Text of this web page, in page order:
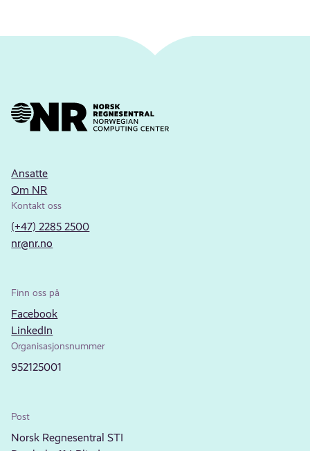
Ansatte
Om NR
Kontakt oss
(+47) 2285 2500
nr@nr.no
Finn oss på
Facebook
LinkedIn
Organisasjonsnummer
952125001
Post
Norsk Regnesentral STI